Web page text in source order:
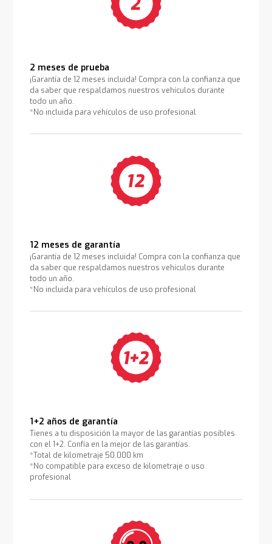
2 meses de prueba
¡Garantía de 12 meses incluida! Compra con la confianza que
da saber que respaldamos nuestros vehículos durante
todo un año.
*No incluida para vehículos de uso profesional
12 meses de garantía
¡Garantía de 12 meses incluida! Compra con la confianza que
da saber que respaldamos nuestros vehículos durante
todo un año.
*No incluida para vehículos de uso profesional
1+2 años de garantía
Tienes a tu disposición la mayor de las garantías posibles
con el 1+2. Confía en la mejor de las garantías.
*Total de kilometraje 50.000 km
*No compatible para exceso de kilometraje o uso
profesional